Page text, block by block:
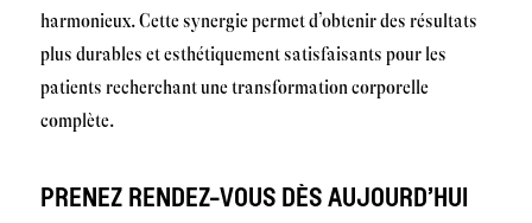
harmonieux. Cette synergie permet d’obtenir des résultats
plus durables et esthétiquement satisfaisants pour les
patients recherchant une transformation corporelle
complète.
PRENEZ RENDEZ-VOUS DÈS AUJOURD’HUI